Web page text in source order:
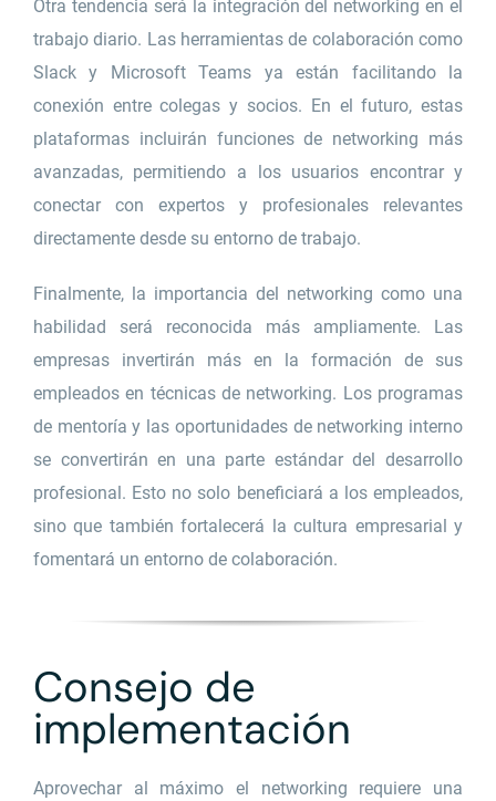
Otra tendencia será la integración del networking en el
trabajo diario. Las herramientas de colaboración como
Slack y Microsoft Teams ya están facilitando la
conexión entre colegas y socios. En el futuro, estas
plataformas incluirán funciones de networking más
avanzadas, permitiendo a los usuarios encontrar y
conectar con expertos y profesionales relevantes
directamente desde su entorno de trabajo.
Finalmente, la importancia del networking como una
habilidad será reconocida más ampliamente. Las
empresas invertirán más en la formación de sus
empleados en técnicas de networking. Los programas
de mentoría y las oportunidades de networking interno
se convertirán en una parte estándar del desarrollo
profesional. Esto no solo beneficiará a los empleados,
sino que también fortalecerá la cultura empresarial y
fomentará un entorno de colaboración.
Consejo de
implementación
Aprovechar al máximo el networking requiere una